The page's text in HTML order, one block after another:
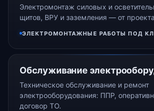
Электромонтаж силовых и
щитов, ВРУ и заземления — от
ЭЛЕКТРОМОНТАЖНЫЕ РАБОТЫ ПОД
Обслуживание
Техническое обслуживание и ремонт
электрооборудования: ППР,
договор ТО.